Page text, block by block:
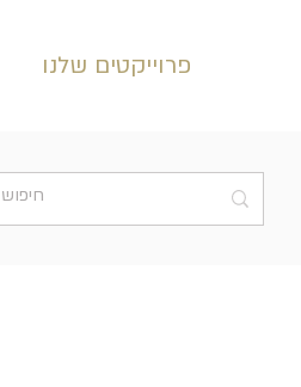
פרוייקטים שלנו